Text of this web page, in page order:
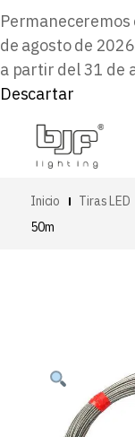
de agosto de
a partir del 31 de
Descartar
Inicio Tiras LED
50m